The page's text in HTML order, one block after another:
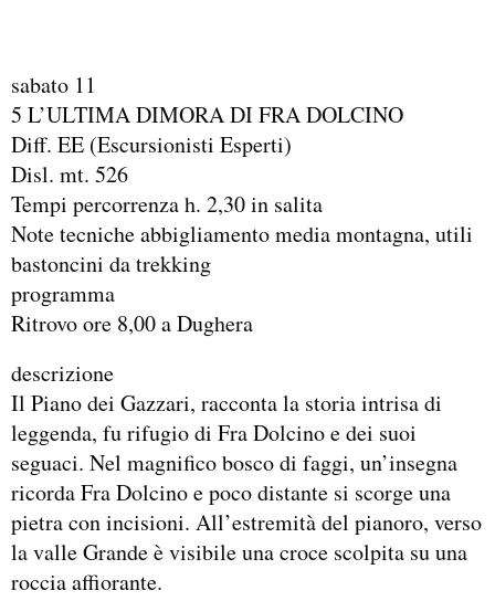
sabato 11
5 L’ULTIMA DIMORA DI FRA DOLCINO
Diff. EE (Escursionisti Esperti)
Disl. mt. 526
Tempi percorrenza h. 2,30 in salita
Note tecniche abbigliamento media montagna, utili
bastoncini da trekking
programma
Ritrovo ore 8,00 a Dughera
descrizione
Il Piano dei Gazzari, racconta la storia intrisa di
leggenda, fu rifugio di Fra Dolcino e dei suoi
seguaci. Nel magnifico bosco di faggi, un’insegna
ricorda Fra Dolcino e poco distante si scorge una
pietra con incisioni. All’estremità del pianoro, verso
la valle Grande è visibile una croce scolpita su una
roccia affiorante.